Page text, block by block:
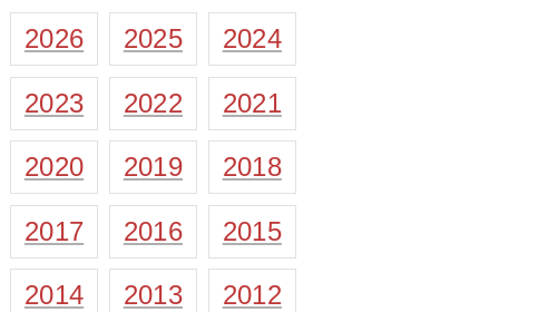
2026 2025 2024
2023 2022 2021
2020 2019 2018
2017 2016 2015
2014 2013 2012